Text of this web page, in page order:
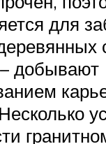
для
добывают